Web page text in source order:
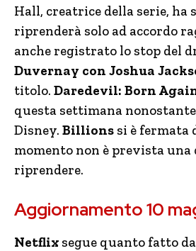
Hall, creatrice della serie, ha
riprenderà solo ad accordo
anche registrato lo stop del
Duvernay con Joshua
titolo. Daredevil: Born
questa settimana
Disney. Billions si è fermata
momento non è prevista una
riprendere.
Aggiornamento 10
Netflix segue quanto fatto